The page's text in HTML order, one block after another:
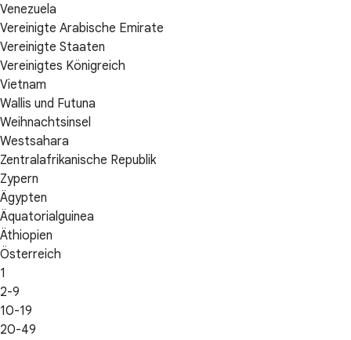
Venezuela
Vereinigte Arabische Emirate
Vereinigte Staaten
Vereinigtes Königreich
Vietnam
Wallis und Futuna
Weihnachtsinsel
Westsahara
Zentralafrikanische Republik
Zypern
Ägypten
Äquatorialguinea
Äthiopien
Österreich
1
2-9
10-19
20-49